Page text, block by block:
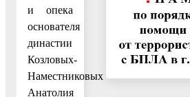
и опека
основателя
династии
Козловых-
Наместниковых
Анатолия